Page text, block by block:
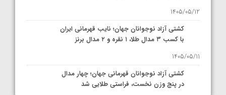
1405/05/12
کشتی آزاد نوجوانان جهان؛ نایب قهرمانی ایران
با کسب ۳ مدال طلا، ۱ نقره و ۲ مدال برنز
1405/05/11
کشتی آزاد نوجوانان قهرمانی جهان؛ چهار مدال
در پنج وزن نخست، فراستی طلایی شد